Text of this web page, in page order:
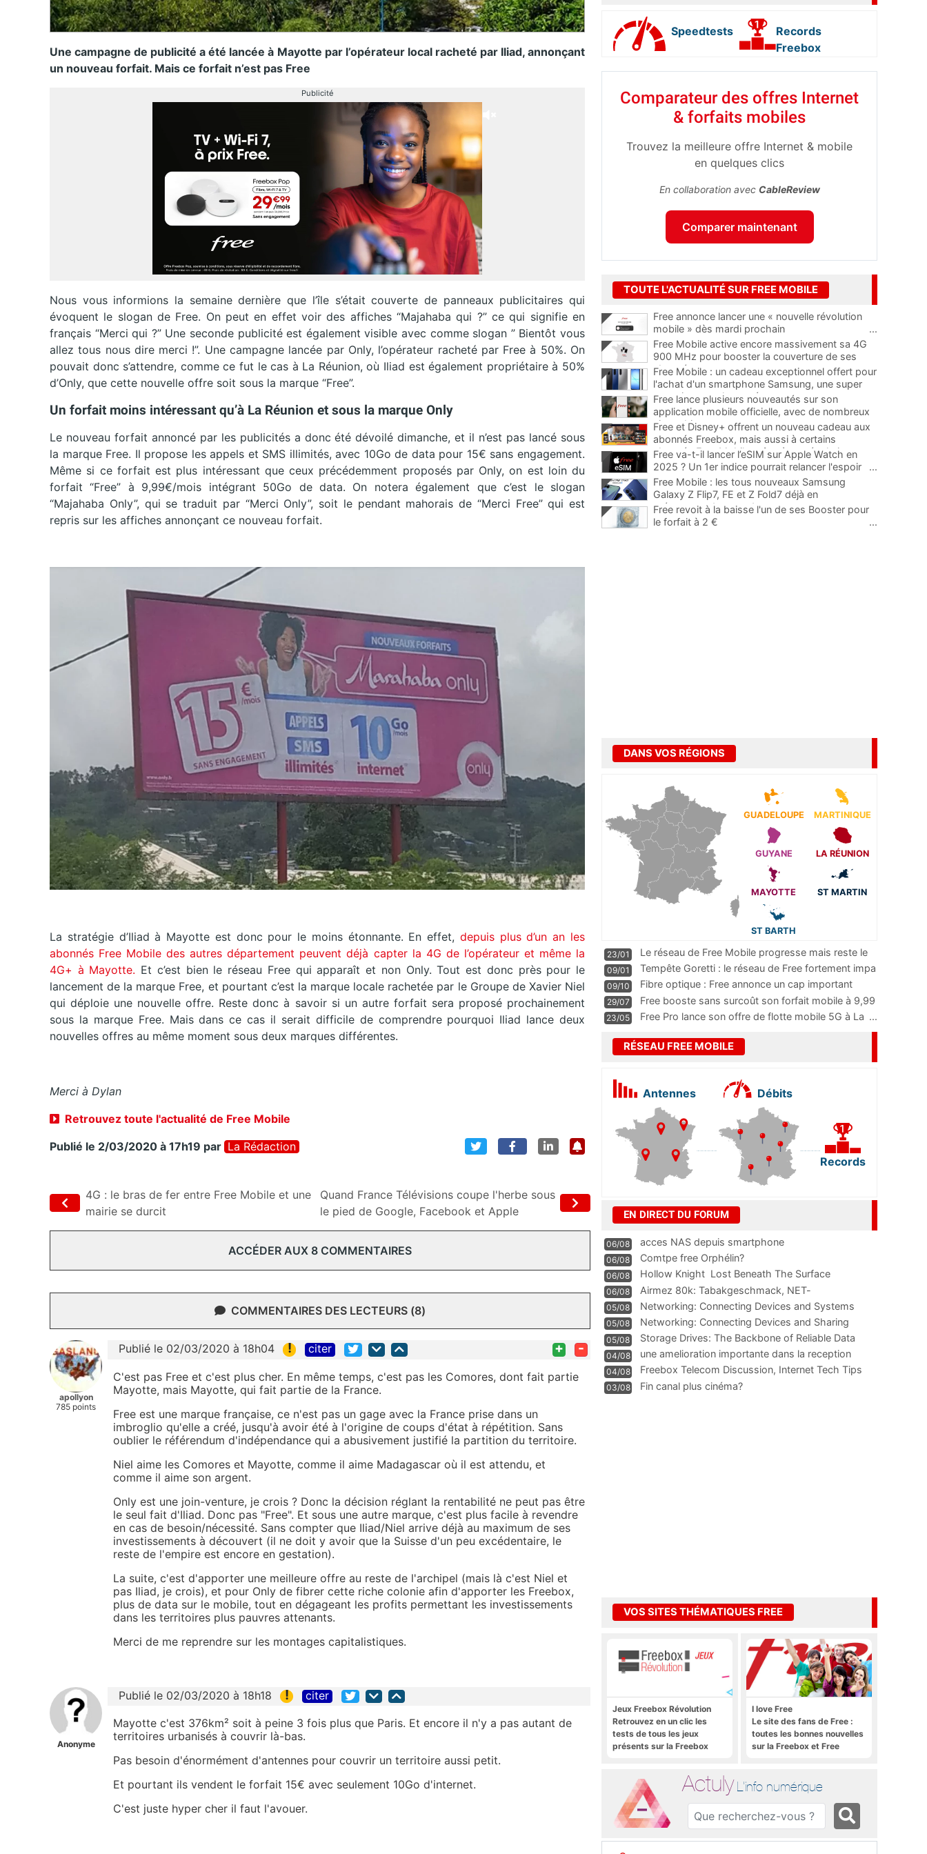
Une campagne de publicité a été lancée à Mayotte par l’opérateur local racheté par Iliad, annonçant
un nouveau forfait. Mais ce forfait n’est pas Free
Publicité
Nous vous informions la semaine dernière que l’île s’était couverte de panneaux publicitaires qui
évoquent le slogan de Free. On peut en effet voir des affiches “Majahaba qui ?” ce qui signifie en
français “Merci qui ?” Une seconde publicité est également visible avec comme slogan ” Bientôt vous
allez tous nous dire merci !”. Une campagne lancée par Only, l’opérateur racheté par Free à 50%. On
pouvait donc s’attendre, comme ce fut le cas à La Réunion, où Iliad est également propriétaire à 50%
d’Only, que cette nouvelle offre soit sous la marque “Free”.
Un forfait moins intéressant qu’à La Réunion et sous la marque Only
Le nouveau forfait annoncé par les publicités a donc été dévoilé dimanche, et il n’est pas lancé sous
la marque Free. Il propose les appels et SMS illimités, avec 10Go de data pour 15€ sans engagement.
Même si ce forfait est plus intéressant que ceux précédemment proposés par Only, on est loin du
forfait “Free” à 9,99€/mois intégrant 50Go de data. On notera également que c’est le slogan
“Majahaba Only”, qui se traduit par “Merci Only”, soit le pendant mahorais de “Merci Free” qui est
repris sur les affiches annonçant ce nouveau forfait.
La stratégie d’Iliad à Mayotte est donc pour le moins étonnante. En effet, depuis plus d’un an les
abonnés Free Mobile des autres département peuvent déjà capter la 4G de l’opérateur et même la
4G+ à Mayotte. Et c’est bien le réseau Free qui apparaît et non Only. Tout est donc près pour le
lancement de la marque Free, et pourtant c’est la marque locale rachetée par le Groupe de Xavier Niel
qui déploie une nouvelle offre. Reste donc à savoir si un autre forfait sera proposé prochainement
sous la marque Free. Mais dans ce cas il serait difficile de comprendre pourquoi Iliad lance deux
nouvelles offres au même moment sous deux marques différentes.
Merci à Dylan
Retrouvez toute l'actualité de Free Mobile
Publié le 2/03/2020 à 17h19 par La Rédaction
4G : le bras de fer entre Free Mobile et une
mairie se durcit
Quand France Télévisions coupe l'herbe sous
le pied de Google, Facebook et Apple
ACCÉDER AUX 8 COMMENTAIRES
COMMENTAIRES DES LECTEURS (8)
apollyon
785 points
Publié le 02/03/2020 à 18h04 ! citer + -
C'est pas Free et c'est plus cher. En même temps, c'est pas les Comores, dont fait partie
Mayotte, mais Mayotte, qui fait partie de la France.
Free est une marque française, ce n'est pas un gage avec la France prise dans un
imbroglio qu'elle a créé, jusqu'à avoir été à l'origine de coups d'état à répétition. Sans
oublier le référendum d'indépendance qui a abusivement justifié la partition du territoire.
Niel aime les Comores et Mayotte, comme il aime Madagascar où il est attendu, et
comme il aime son argent.
Only est une join-venture, je crois ? Donc la décision réglant la rentabilité ne peut pas être
le seul fait d'Iliad. Donc pas "Free". Et sous une autre marque, c'est plus facile à revendre
en cas de besoin/nécessité. Sans compter que Iliad/Niel arrive déjà au maximum de ses
investissements à découvert (il ne doit y avoir que la Suisse d'un peu excédentaire, le
reste de l'empire est encore en gestation).
La suite, c'est d'apporter une meilleure offre au reste de l'archipel (mais là c'est Niel et
pas Iliad, je crois), et pour Only de fibrer cette riche colonie afin d'apporter les Freebox,
plus de data sur le mobile, tout en dégageant les profits permettant les investissements
dans les territoires plus pauvres attenants.
Merci de me reprendre sur les montages capitalistiques.
Anonyme
Publié le 02/03/2020 à 18h18 ! citer
Mayotte c'est 376km² soit à peine 3 fois plus que Paris. Et encore il n'y a pas autant de
territoires urbanisés à couvrir là-bas.
Pas besoin d'énormément d'antennes pour couvrir un territoire aussi petit.
Et pourtant ils vendent le forfait 15€ avec seulement 10Go d'internet.
C'est juste hyper cher il faut l'avouer.
Speedtests
Records
Freebox
Comparateur des offres Internet
& forfaits mobiles
Trouvez la meilleure offre Internet & mobile
en quelques clics
En collaboration avec CableReview
Comparer maintenant
TOUTE L'ACTUALITÉ SUR FREE MOBILE
Free annonce lancer une « nouvelle révolution
mobile » dès mardi prochain
...
Free Mobile active encore massivement sa 4G
900 MHz pour booster la couverture de ses
abonnés
...
Free Mobile : un cadeau exceptionnel offert pour
l'achat d'un smartphone Samsung, une super
occasion pour la rentrée
Free lance plusieurs nouveautés sur son
application mobile officielle, avec de nombreux
ajouts bienvenus
...
Free et Disney+ offrent un nouveau cadeau aux
abonnés Freebox, mais aussi à certains
abonnés Free Mobile grâce à une évolution
Free va-t-il lancer l’eSIM sur Apple Watch en
2025 ? Un 1er indice pourrait relancer l'espoir
...
Free Mobile : les tous nouveaux Samsung
Galaxy Z Flip7, FE et Z Fold7 déjà en
précommande avec des promos
Free revoit à la baisse l'un de ses Booster pour
le forfait à 2 €
...
DANS VOS RÉGIONS
GUADELOUPE MARTINIQUE
GUYANE LA RÉUNION
MAYOTTE ST MARTIN
ST BARTH
23/01
Le réseau de Free Mobile progresse mais reste le
m
...
09/01
Tempête Goretti : le réseau de Free fortement impa
09/10
Fibre optique : Free annonce un cap important
pass
...
29/07
Free booste sans surcoût son forfait mobile à 9,99
23/05 Free Pro lance son offre de flotte mobile 5G à La ...
RÉSEAU FREE MOBILE
Antennes Débits
Records
EN DIRECT DU FORUM
06/08 acces NAS depuis smartphone
06/08 Comtpe free Orphélin?
06/08 Hollow Knight  Lost Beneath The Surface
06/08
Airmez 80k: Tabakgeschmack, NET-
Technologie und Leistung im
05/08 Networking: Connecting Devices and Systems
05/08
Networking: Connecting Devices and Sharing
Information
05/08
Storage Drives: The Backbone of Reliable Data
Management
04/08
une amelioration importante dans la reception
WIFI
04/08
Freebox Telecom Discussion, Internet Tech Tips
Communi
03/08 Fin canal plus cinéma?
VOS SITES THÉMATIQUES FREE
Jeux Freebox Révolution
Retrouvez en un clic les
tests de tous les jeux
présents sur la Freebox
I love Free
Le site des fans de Free :
toutes les bonnes nouvelles
sur la Freebox et Free
Actuly L'info numérique